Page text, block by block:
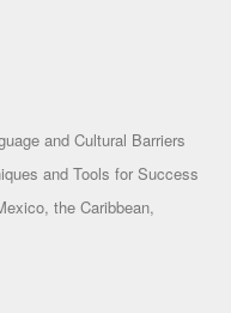
and Cultural Barriers
and Tools for Success
the Caribbean,